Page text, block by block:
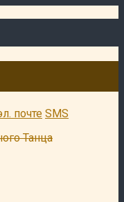
почте SMS
Танца